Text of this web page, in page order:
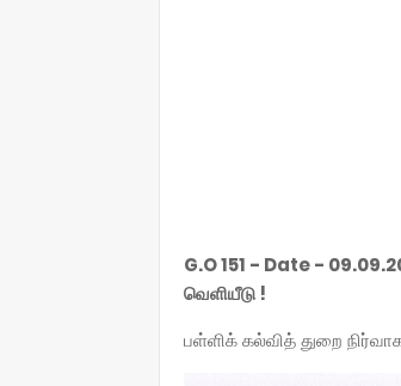
G.O 151 - Date -
வெளியீடு !
பள்ளிக் கல்வித் துறை